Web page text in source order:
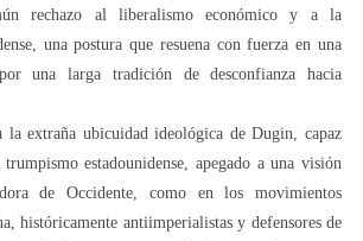
rechazo al liberalismo económico y a la
una postura que resuena con fuerza en una
una larga tradición de desconfianza hacia
la extraña ubicuidad ideológica de Dugin, capaz
estadounidense, apegado a una visión
de Occidente, como en los movimientos
históricamente antiimperialistas y defensores de